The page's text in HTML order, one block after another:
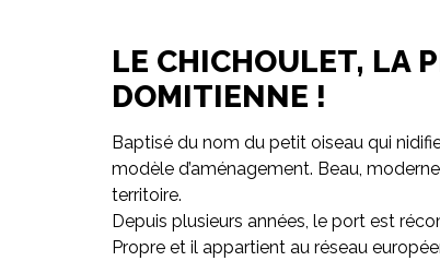
LE CHICHOULET, LA
DOMITIENNE !
Baptisé du nom du petit oiseau qui
modèle d’aménagement. Beau,
territoire.
Depuis plusieurs années, le port est
Propre et il appartient au réseau